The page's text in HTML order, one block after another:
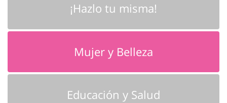
¡Hazlo tu misma!
Mujer y Belleza
Educación y Salud